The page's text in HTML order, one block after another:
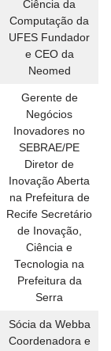
Ciência da
Computação da
UFES Fundador
e CEO da
Neomed
Gerente de
Negócios
Inovadores no
SEBRAE/PE
Diretor de
Inovação Aberta
na Prefeitura de
Recife Secretário
de Inovação,
Ciência e
Tecnologia na
Prefeitura da
Serra
Sócia da Webba
Coordenadora e